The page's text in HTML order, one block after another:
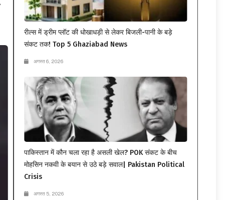
रील्स में ड्रीम प्लॉट की धोखाधड़ी से लेकर बिजली-पानी के बड़े
संकट तक! Top 5 Ghaziabad News
अगस्त 6, 2026
पाकिस्तान में कौन चला रहा है असली खेल? POK संकट के बीच
मोहसिन नकवी के बयान से उठे बड़े सवाल| Pakistan Political
Crisis
अगस्त 5, 2026